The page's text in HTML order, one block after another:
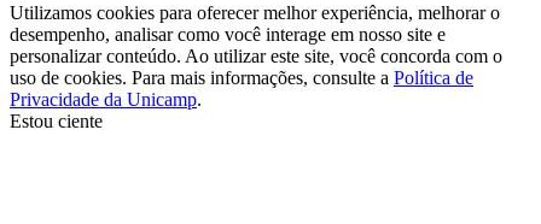
Utilizamos cookies para oferecer melhor experiência, melhorar o
desempenho, analisar como você interage em nosso site e
personalizar conteúdo. Ao utilizar este site, você concorda com o
uso de cookies. Para mais informações, consulte a Política de
Privacidade da Unicamp.
Estou ciente